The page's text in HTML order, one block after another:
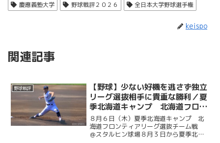
慶應義塾大学
野球戦評２０２６ 全日本大学野球選手権
keispo
関連記事
野球戦評
【野球】少ない好機を逃さず独立
リーグ選抜相手に貴重な勝利／夏
季北海道キャンプ 北海道フロン
ティアリーグ選抜チーム戦 ＠ス
タルヒン球場
８月６日（木）夏季北海道キャンプ 北
海道フロンティアリーグ選抜チーム戦
＠スタルヒン球場８月３日から夏季北海